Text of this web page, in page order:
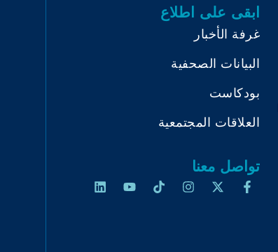
ابقى على اطلاع
غرفة الأخبار
البيانات الصحفية
بودكاست
العلاقات المجتمعية
تواصل معنا